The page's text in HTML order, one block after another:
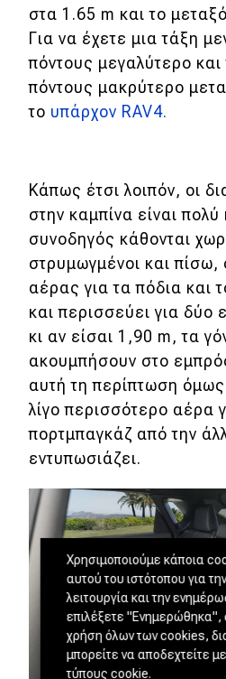
στα 1.65 m και το
Για να έχετε μια τάξη
πόντους μεγαλύτερο
πόντους μακρύτερο
το υπάρχον RAV4.
Κάπως έτσι λοιπόν, οι
στην καμπίνα είναι
συνοδηγός κάθονται
στρυμωγμένοι και πίσω,
αέρας για τα πόδια και
και περισσεύει για δύο
κι αν είσαι 1,90 m, τα
ακουμπήσουν στο
αυτή τη περίπτωση όμως
λίγο περισσότερο αέρα
πορτμπαγκάζ από την
εντυπωσιάζει.
Χρησιμοποιούμε κάποια
αυτού του ιστότοπου για
λειτουργία και την
επιλέξετε "Ενημερώθηκα",
χρήση όλων των cookies,
μπορείτε να αποδεχτείτε
τύπους cookie.